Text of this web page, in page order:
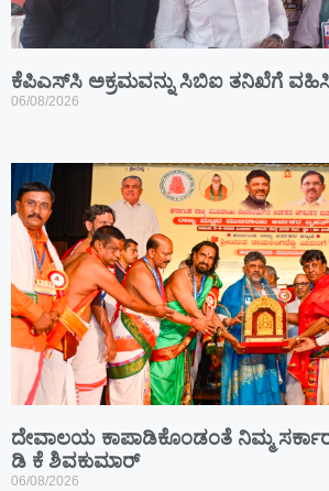
ಕೆಪಿಎಸ್‍ಸಿ ಅಕ್ರಮವನ್ನು ಸಿಬಿಐ ತನಿಖೆಗೆ
06/08/2026
ದೇವಾಲಯ ಕಾಪಾಡಿಕೊಂಡಂತೆ ನಿಮ್ಮ
ಡಿ ಕೆ ಶಿವಕುಮಾರ್
06/08/2026